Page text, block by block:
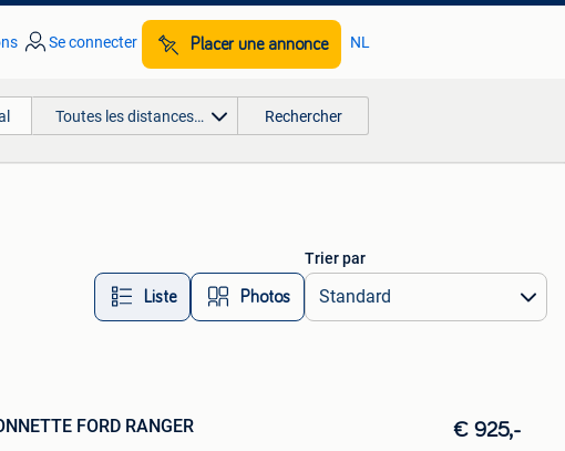
Se connecter Placer une annonce NL
Toutes les distances… Rechercher
Liste Photos
Trier par
FORD RANGER € 925,-